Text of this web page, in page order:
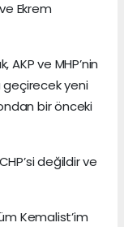
Ekrem
AKP ve MHP’nin
geçirecek yeni
bir önceki
değildir ve
Kemalist’im